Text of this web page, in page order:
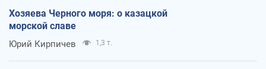
Хозяева Черного моря: о казацкой
морской славе
Юрий Кирпичев 1,3 т.